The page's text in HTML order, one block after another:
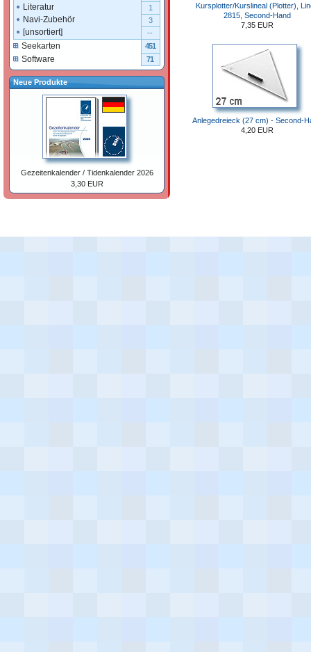
Kursplotter/Kurslineal (Plotter),
2815, Second-Hand
7,35 EUR
Anlegedreieck (27 cm) - Second-
4,20 EUR
Literatur 1
Navi-Zubehör 3
[unsortiert] --
Seekarten 451
Software 71
Neue Produkte
Gezeitenkalender / Tidenkalender 2026
3,30 EUR